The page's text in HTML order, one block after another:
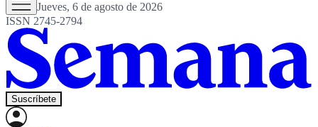
Jueves, 6 de agosto de 2026
ISSN 2745-2794
Suscríbete